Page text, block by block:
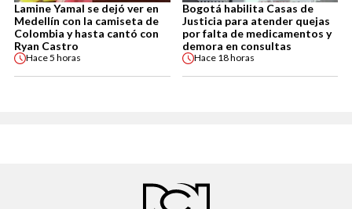
Lamine Yamal se dejó ver en
Medellín con la camiseta de
Colombia y hasta cantó con
Ryan Castro
Hace5 horas
Bogotá habilita Casas de
Justicia para atender quejas
por falta de medicamentos y
demora en consultas
Hace 18 horas